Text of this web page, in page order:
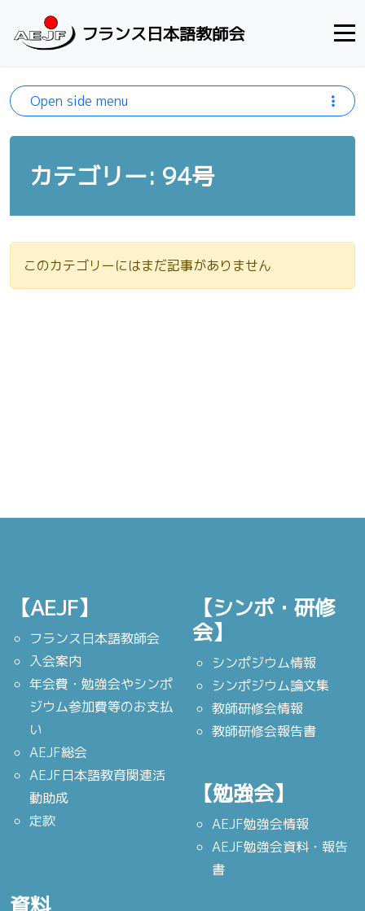
フランス日本語教師会
カテゴリー: 94号
このカテゴリーにはまだ記事がありません
Open side menu
【AEJF】
フランス日本語教師会
入会案内
年会費・勉強会やシンポ
ジウム参加費等のお支払
い
AEJF総会
AEJF日本語教育関連活
動助成
定款
【シンポ・研修
会】
シンポジウム情報
シンポジウム論文集
教師研修会情報
教師研修会報告書
【勉強会】
AEJF勉強会情報
AEJF勉強会資料・報告
書